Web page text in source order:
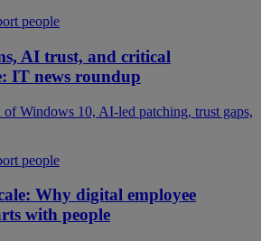
people
AI trust, and critical
IT news roundup
Windows 10, AI-led patching, trust gaps,
people
Why digital employee
with people